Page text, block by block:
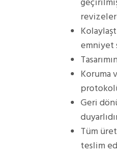
emniyet
Koruma
Geri
Tüm
teslim